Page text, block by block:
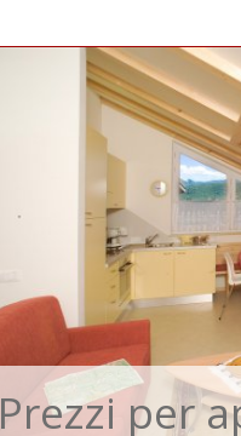
Prezzi per